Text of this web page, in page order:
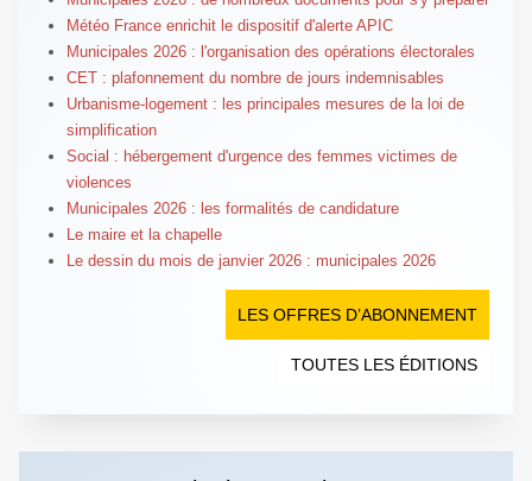
Météo France enrichit le dispositif d'alerte APIC
Municipales 2026 : l'organisation des opérations électorales
CET : plafonnement du nombre de jours indemnisables
Urbanisme-logement : les principales mesures de la loi de
simplification
Social : hébergement d'urgence des femmes victimes de
violences
Municipales 2026 : les formalités de candidature
Le maire et la chapelle
Le dessin du mois de janvier 2026 : municipales 2026
LES OFFRES D’ABONNEMENT
TOUTES LES ÉDITIONS